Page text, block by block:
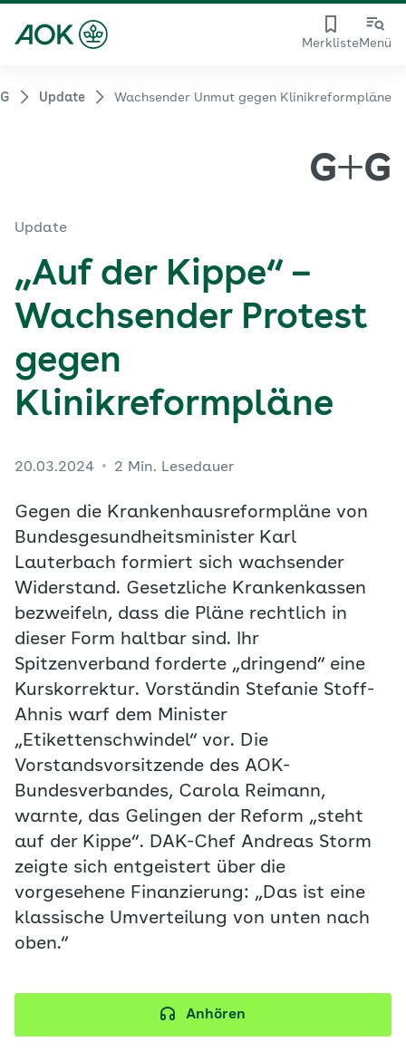
MerklisteMenü
Update Wachsender Unmut gegen Klinikreformpläne
Update
„Auf der Kippe“ –
Wachsender Protest
gegen
Klinikreformpläne
20.03.2024 2 Min. Lesedauer
Gegen die Krankenhausreformpläne von
Bundesgesundheitsminister Karl
Lauterbach formiert sich wachsender
Widerstand. Gesetzliche Krankenkassen
bezweifeln, dass die Pläne rechtlich in
dieser Form haltbar sind. Ihr
Spitzenverband forderte „dringend“ eine
Kurskorrektur. Vorständin Stefanie Stoff-
Ahnis warf dem Minister
„Etikettenschwindel“ vor. Die
Vorstandsvorsitzende des AOK-
Bundesverbandes, Carola Reimann,
warnte, das Gelingen der Reform „steht
auf der Kippe“. DAK-Chef Andreas Storm
zeigte sich entgeistert über die
vorgesehene Finanzierung: „Das ist eine
klassische Umverteilung von unten nach
oben.“
Anhören